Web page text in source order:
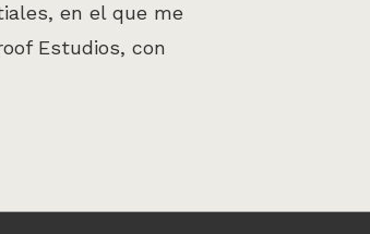
en el que me
Estudios, con